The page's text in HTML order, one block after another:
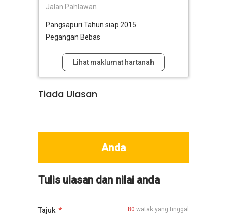
Jalan Pahlawan
Pangsapuri Tahun siap 2015
Pegangan Bebas
Lihat maklumat hartanah
Tiada Ulasan
Anda
Tulis ulasan dan nilai anda
Tajuk 80 watak yang tinggal